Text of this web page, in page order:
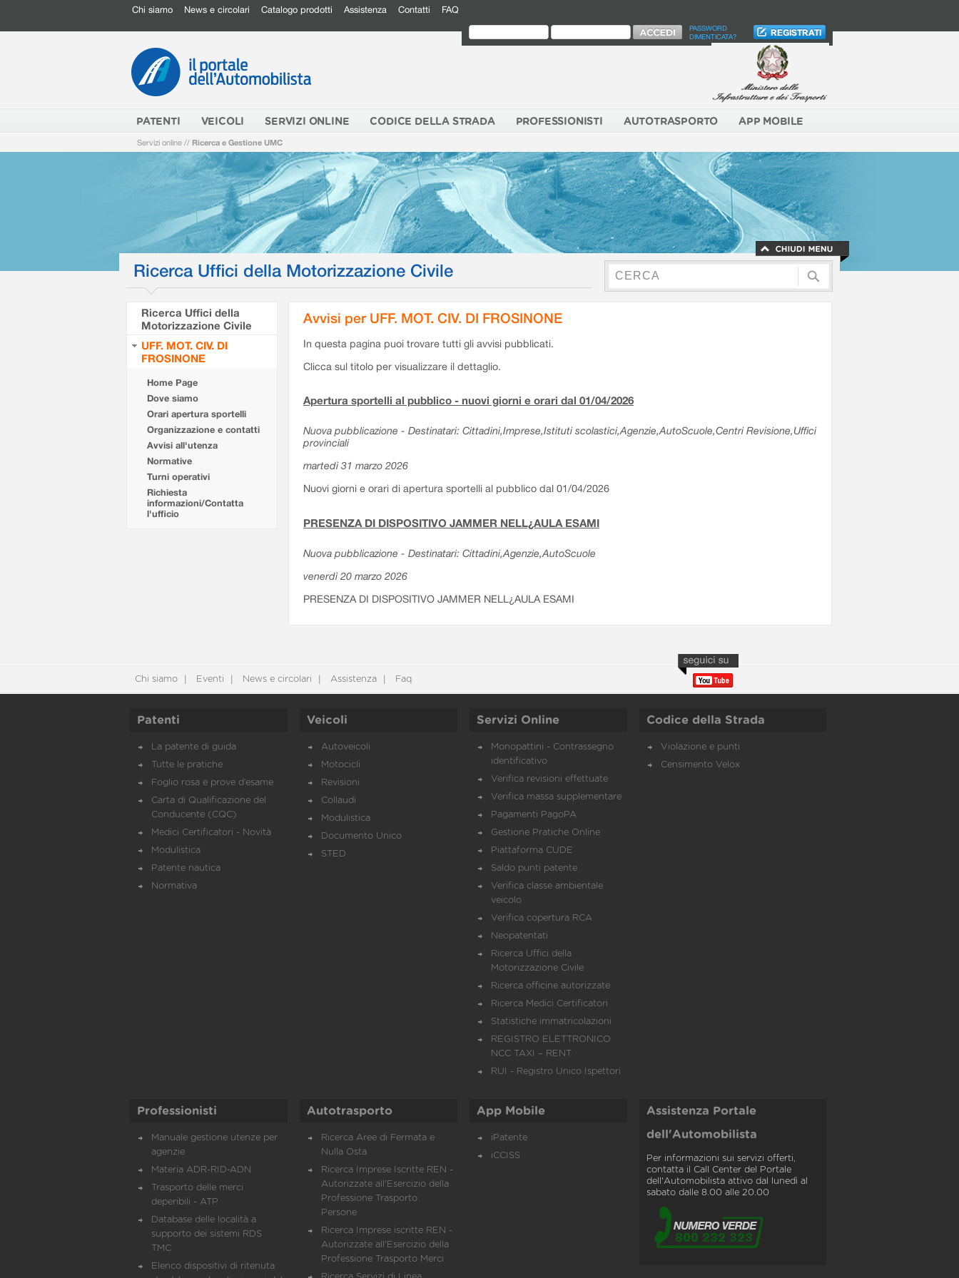
Chi siamo News e circolari Catalogo prodotti Assistenza Contatti FAQ
PASSWORD
DIMENTICATA?
PATENTI VEICOLI SERVIZI ONLINE CODICE DELLA STRADA PROFESSIONISTI AUTOTRASPORTO APP MOBILE
Servizi online // Ricerca e Gestione UMC
Ricerca Uffici della Motorizzazione Civile
Ricerca Uffici della
Motorizzazione Civile
UFF. MOT. CIV. DI
FROSINONE
Home Page
Dove siamo
Orari apertura sportelli
Organizzazione e contatti
Avvisi all'utenza
Normative
Turni operativi
Richiesta
informazioni/Contatta
l'ufficio
Avvisi per UFF. MOT. CIV. DI FROSINONE
In questa pagina puoi trovare tutti gli avvisi pubblicati.
Clicca sul titolo per visualizzare il dettaglio.
Apertura sportelli al pubblico - nuovi giorni e orari dal 01/04/2026
Nuova pubblicazione - Destinatari: Cittadini,Imprese,Istituti scolastici,Agenzie,AutoScuole,Centri Revisione,Uffici
provinciali
martedì 31 marzo 2026
Nuovi giorni e orari di apertura sportelli al pubblico dal 01/04/2026
PRESENZA DI DISPOSITIVO JAMMER NELL¿AULA ESAMI
Nuova pubblicazione - Destinatari: Cittadini,Agenzie,AutoScuole
venerdì 20 marzo 2026
PRESENZA DI DISPOSITIVO JAMMER NELL¿AULA ESAMI
Chi siamo Eventi News e circolari Assistenza Faq
Patenti
La patente di guida
Tutte le pratiche
Foglio rosa e prove d’esame
Carta di Qualificazione del
Conducente (CQC)
Medici Certificatori - Novità
Modulistica
Patente nautica
Normativa
Veicoli
Autoveicoli
Motocicli
Revisioni
Collaudi
Modulistica
Documento Unico
STED
Servizi Online
Monopattini - Contrassegno
identificativo
Verifica revisioni effettuate
Verifica massa supplementare
Pagamenti PagoPA
Gestione Pratiche Online
Piattaforma CUDE
Saldo punti patente
Verifica classe ambientale
veicolo
Verifica copertura RCA
Neopatentati
Ricerca Uffici della
Motorizzazione Civile
Ricerca officine autorizzate
Ricerca Medici Certificatori
Statistiche immatricolazioni
REGISTRO ELETTRONICO
NCC TAXI – RENT
RUI - Registro Unico Ispettori
Codice della Strada
Violazione e punti
Censimento Velox
Professionisti
Manuale gestione utenze per
agenzie
Materia ADR-RID-ADN
Trasporto delle merci
deperibili - ATP
Database delle località a
supporto dei sistemi RDS
TMC
Elenco dispositivi di ritenuta
Autotrasporto
Ricerca Aree di Fermata e
Nulla Osta
Ricerca Imprese Iscritte REN -
Autorizzate all'Esercizio della
Professione Trasporto
Persone
Ricerca Imprese iscritte REN -
Autorizzate all'Esercizio della
Professione Trasporto Merci
App Mobile
iPatente
iCCISS
Assistenza Portale
dell'Automobilista
Per informazioni sui servizi offerti,
contatta il Call Center del Portale
dell'Automobilista attivo dal lunedì al
sabato dalle 8.00 alle 20.00